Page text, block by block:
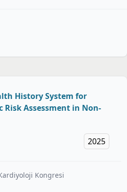
History System for
Risk Assessment in Non-
2025
Kongresi